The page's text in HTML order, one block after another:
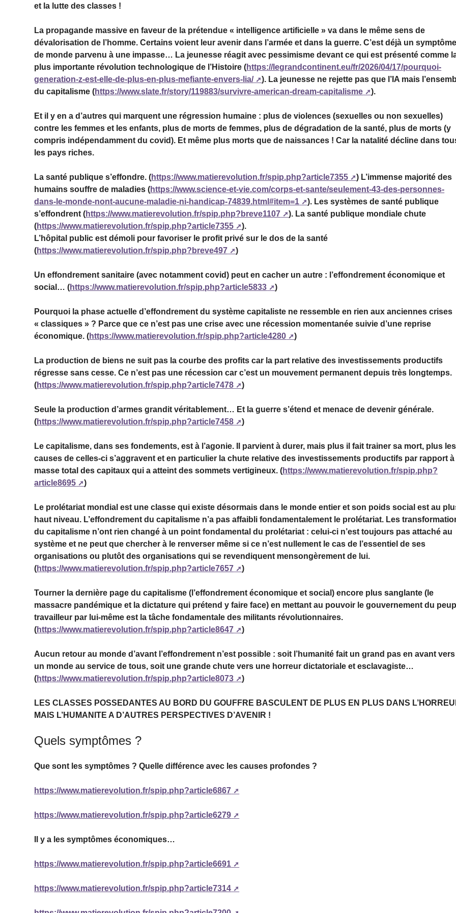
et la lutte des classes !
La propagande massive en faveur de la prétendue « intelligence artificielle » va dans le même sens de
dévalorisation de l’homme. Certains voient leur avenir dans l’armée et dans la guerre. C’est déjà un
de monde parvenu à une impasse… La jeunesse réagit avec pessimisme devant ce qui est présenté comme
plus importante révolution technologique de l’Histoire (https://legrandcontinent.eu/fr/2026/04/17/pourquoi-
generation-z-est-elle-de-plus-en-plus-mefiante-envers-lia/
). La jeunesse ne rejette pas que l’IA mais
du capitalisme (https://www.slate.fr/story/119883/survivre-american-dream-capitalisme ).
Et il y en a d’autres qui marquent une régression humaine : plus de violences (sexuelles ou non sexuelles)
contre les femmes et les enfants, plus de morts de femmes, plus de dégradation de la santé, plus de morts (y
compris indépendamment du covid). Et même plus morts que de naissances ! Car la natalité décline dans
les pays riches.
La santé publique s’effondre. (https://www.matierevolution.fr/spip.php?article7355
) L’immense majorité des
humains souffre de maladies (https://www.science-et-vie.com/corps-et-sante/seulement-43-des-personnes-
dans-le-monde-nont-aucune-maladie-ni-handicap-74839.html#item=1
). Les systèmes de santé publique
s’effondrent (https://www.matierevolution.fr/spip.php?breve1107
). La santé publique mondiale chute
(https://www.matierevolution.fr/spip.php?article7355
).
L’hôpital public est démoli pour favoriser le profit privé sur le dos de la santé
(https://www.matierevolution.fr/spip.php?breve497 )
Un effondrement sanitaire (avec notamment covid) peut en cacher un autre : l’effondrement économique et
social… (https://www.matierevolution.fr/spip.php?article5833 )
Pourquoi la phase actuelle d’effondrement du système capitaliste ne ressemble en rien aux anciennes crises
« classiques » ? Parce que ce n’est pas une crise avec une récession momentanée suivie d’une reprise
économique. (https://www.matierevolution.fr/spip.php?article4280 )
La production de biens ne suit pas la courbe des profits car la part relative des investissements productifs
régresse sans cesse. Ce n’est pas une récession car c’est un mouvement permanent depuis très longtemps.
(https://www.matierevolution.fr/spip.php?article7478 )
Seule la production d’armes grandit véritablement… Et la guerre s’étend et menace de devenir générale.
(https://www.matierevolution.fr/spip.php?article7458 )
Le capitalisme, dans ses fondements, est à l’agonie. Il parvient à durer, mais plus il fait trainer sa mort, plus les
causes de celles-ci s’aggravent et en particulier la chute relative des investissements productifs par rapport à
masse total des capitaux qui a atteint des sommets vertigineux. (https://www.matierevolution.fr/spip.php?
article8695
)
Le prolétariat mondial est une classe qui existe désormais dans le monde entier et son poids social est au
haut niveau. L’effondrement du capitalisme n’a pas affaibli fondamentalement le prolétariat. Les
du capitalisme n’ont rien changé à un point fondamental du prolétariat : celui-ci n’est toujours pas attaché au
système et ne peut que chercher à le renverser même si ce n’est nullement le cas de l’essentiel de ses
organisations ou plutôt des organisations qui se revendiquent mensongèrement de lui.
(https://www.matierevolution.fr/spip.php?article7657 )
Tourner la dernière page du capitalisme (l’effondrement économique et social) encore plus sanglante (le
massacre pandémique et la dictature qui prétend y faire face) en mettant au pouvoir le gouvernement du
travailleur par lui-même est la tâche fondamentale des militants révolutionnaires.
(https://www.matierevolution.fr/spip.php?article8647 )
Aucun retour au monde d’avant l’effondrement n’est possible : soit l’humanité fait un grand pas en avant vers
un monde au service de tous, soit une grande chute vers une horreur dictatoriale et esclavagiste…
(https://www.matierevolution.fr/spip.php?article8073 )
LES CLASSES POSSEDANTES AU BORD DU GOUFFRE BASCULENT DE PLUS EN PLUS DANS
MAIS L’HUMANITE A D’AUTRES PERSPECTIVES D’AVENIR !
Quels symptômes ?
Que sont les symptômes ? Quelle différence avec les causes profondes ?
https://www.matierevolution.fr/spip.php?article6867
https://www.matierevolution.fr/spip.php?article6279
Il y a les symptômes économiques…
https://www.matierevolution.fr/spip.php?article6691
https://www.matierevolution.fr/spip.php?article7314